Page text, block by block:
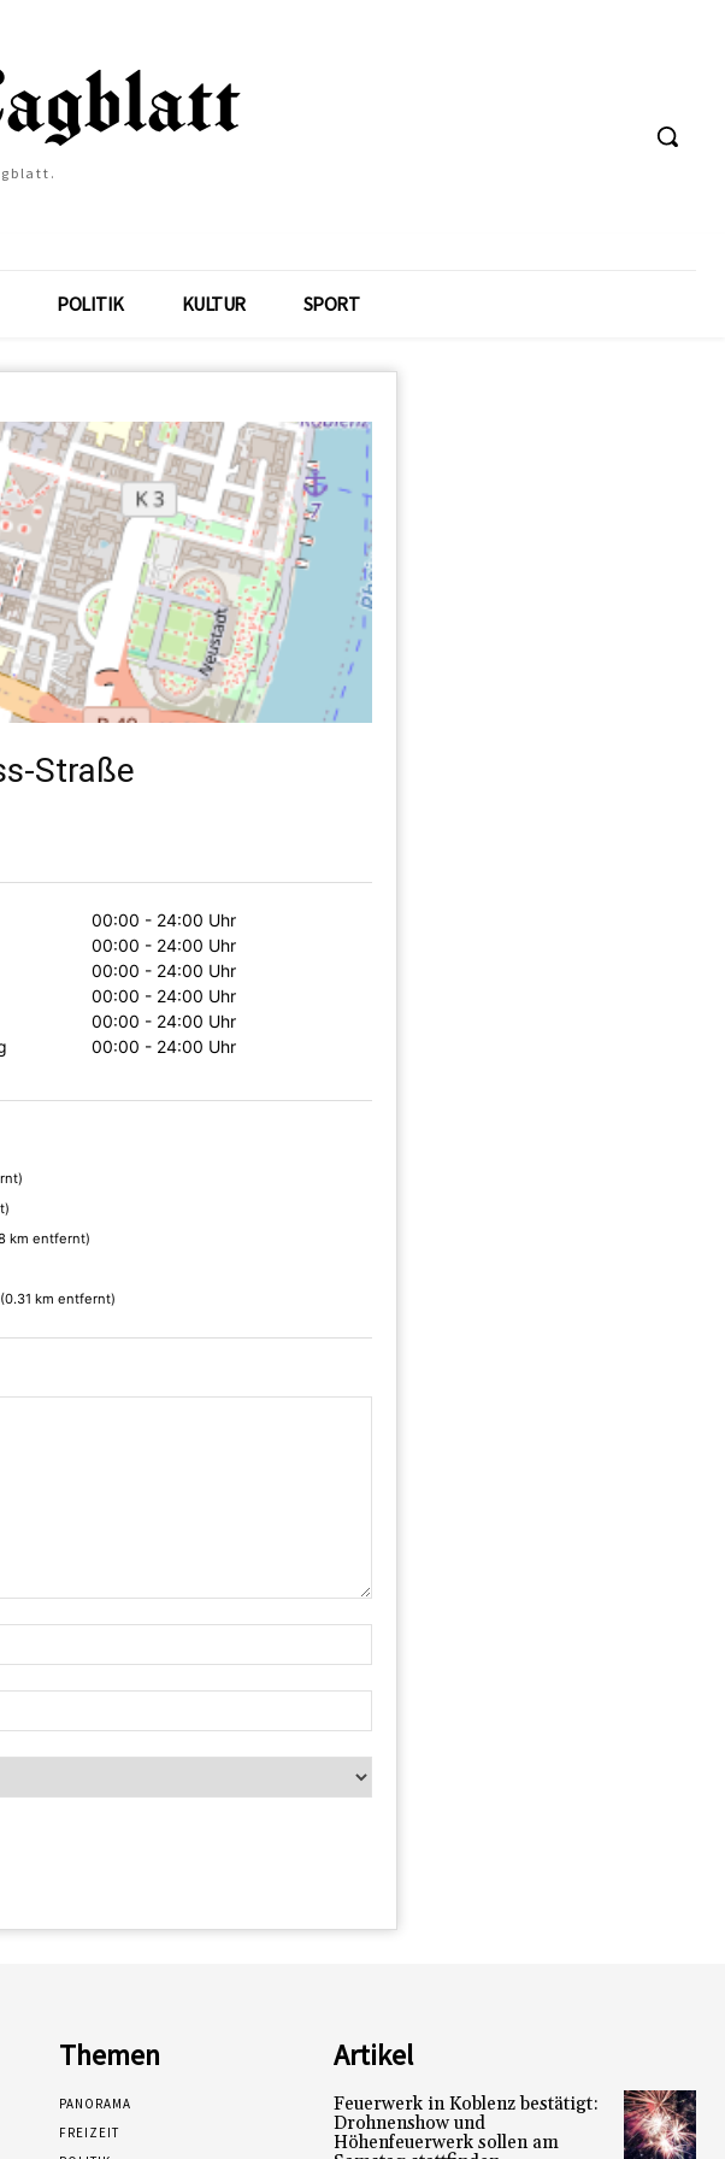
POLITIK KULTUR SPORT
Straße
00:00 - 24:00 Uhr
00:00 - 24:00 Uhr
00:00 - 24:00 Uhr
00:00 - 24:00 Uhr
00:00 - 24:00 Uhr
00:00 - 24:00 Uhr
km entfernt)
(0.31 km entfernt)
Themen
PANORAMA
FREIZEIT
Artikel
Feuerwerk in Koblenz bestätigt:
Drohnenshow und
Höhenfeuerwerk sollen am